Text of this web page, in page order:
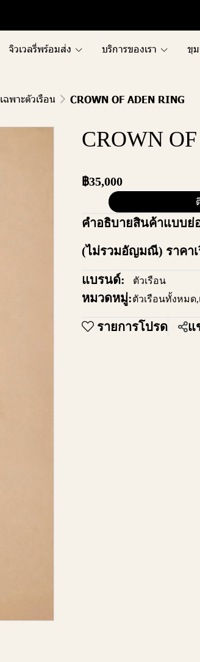
จิวเวลรี่พร้อมส่ง บริการของเรา ขุ
เฉพาะตัวเรือน CROWN OF ADEN RING
CROWN
฿35,000
คำอธิบายสินค้าแบบย่
(ไม่รวมอัญมณี) ราคา
แบรนด์: ตัวเรือน
หมวดหมู่:ตัวเรือนทั้งหมด,
รายการโปรด แ